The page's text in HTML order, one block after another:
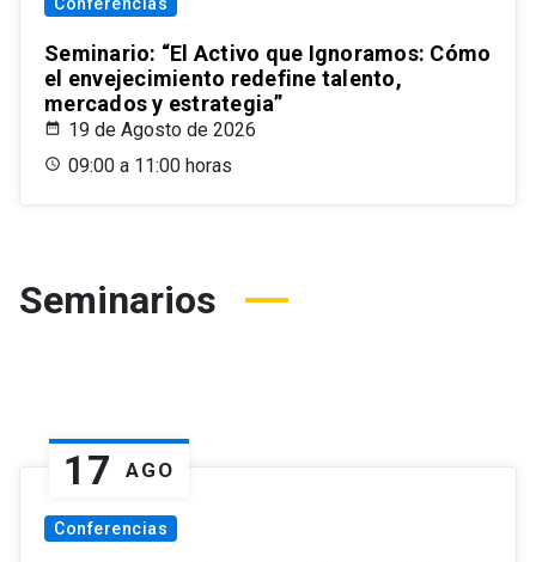
Seminario: “El Activo que Ignoramos: Cómo
el envejecimiento redefine talento,
mercados y estrategia”
19 de Agosto de 2026
09:00 a 11:00 horas
Seminarios
17 AGO
Conferencias